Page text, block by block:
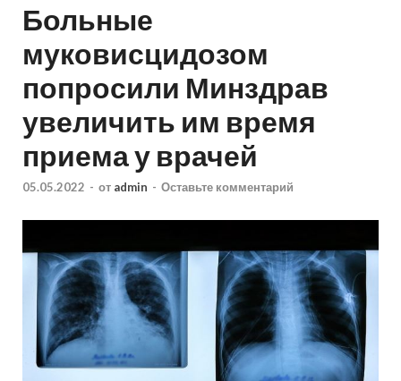
Больные
муковисцидозом
попросили Минздрав
увеличить им время
приема у врачей
05.05.2022 - от admin - Оставьте комментарий